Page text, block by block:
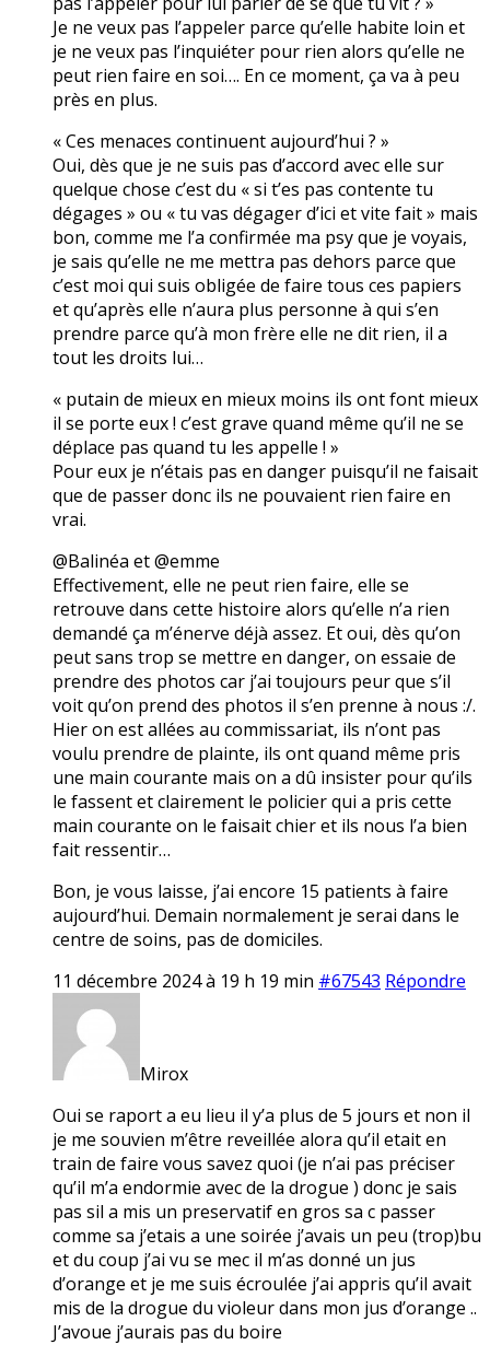
Je ne veux pas l’appeler parce qu’elle habite loin et
je ne veux pas l’inquiéter pour rien alors qu’elle ne
peut rien faire en soi…. En ce moment, ça va à peu
près en plus.
« Ces menaces continuent aujourd’hui ? »
Oui, dès que je ne suis pas d’accord avec elle sur
quelque chose c’est du « si t’es pas contente tu
dégages » ou « tu vas dégager d’ici et vite fait » mais
bon, comme me l’a confirmée ma psy que je voyais,
je sais qu’elle ne me mettra pas dehors parce que
c’est moi qui suis obligée de faire tous ces papiers
et qu’après elle n’aura plus personne à qui s’en
prendre parce qu’à mon frère elle ne dit rien, il a
tout les droits lui…
« putain de mieux en mieux moins ils ont font mieux
il se porte eux ! c’est grave quand même qu’il ne se
déplace pas quand tu les appelle ! »
Pour eux je n’étais pas en danger puisqu’il ne faisait
que de passer donc ils ne pouvaient rien faire en
vrai.
@Balinéa et @emme
Effectivement, elle ne peut rien faire, elle se
retrouve dans cette histoire alors qu’elle n’a rien
demandé ça m’énerve déjà assez. Et oui, dès qu’on
peut sans trop se mettre en danger, on essaie de
prendre des photos car j’ai toujours peur que s’il
voit qu’on prend des photos il s’en prenne à nous :/.
Hier on est allées au commissariat, ils n’ont pas
voulu prendre de plainte, ils ont quand même pris
une main courante mais on a dû insister pour qu’ils
le fassent et clairement le policier qui a pris cette
main courante on le faisait chier et ils nous l’a bien
fait ressentir…
Bon, je vous laisse, j’ai encore 15 patients à faire
aujourd’hui. Demain normalement je serai dans le
centre de soins, pas de domiciles.
11 décembre 2024 à 19 h 19 min #67543 Répondre
Mirox
Oui se raport a eu lieu il y’a plus de 5 jours et non il
je me souvien m’être reveillée alora qu’il etait en
train de faire vous savez quoi (je n’ai pas préciser
qu’il m’a endormie avec de la drogue ) donc je sais
pas sil a mis un preservatif en gros sa c passer
comme sa j’etais a une soirée j’avais un peu (trop)bu
et du coup j’ai vu se mec il m’as donné un jus
d’orange et je me suis écroulée j’ai appris qu’il avait
mis de la drogue du violeur dans mon jus d’orange ..
J’avoue j’aurais pas du boire